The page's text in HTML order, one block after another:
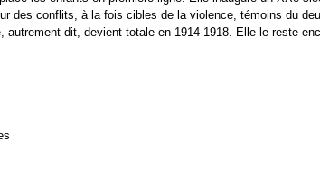
des conflits, à la fois cibles de la violence, témoins du
autrement dit, devient totale en 1914-1918. Elle le reste